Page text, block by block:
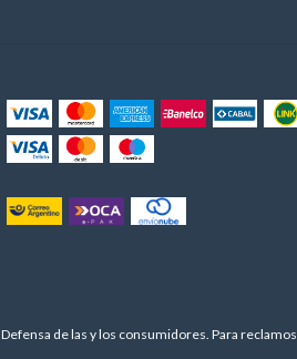
Defensa de las y los consumidores. Para reclamos